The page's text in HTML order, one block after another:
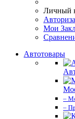
Личный
Мои
Автотовары
–
–